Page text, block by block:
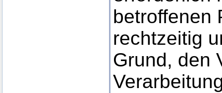
betroffenen
rechtzeitig
Grund, den